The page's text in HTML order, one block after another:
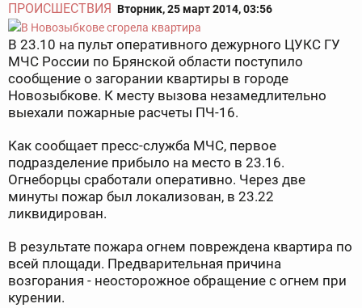
ПРОИСШЕСТВИЯ Вторник, 25 март 2014, 03:56
В 23.10 на пульт оперативного дежурного ЦУКС ГУ
МЧС России по Брянской области поступило
сообщение о загорании квартиры в городе
Новозыбкове. К месту вызова незамедлительно
выехали пожарные расчеты ПЧ-16.
Как сообщает пресс-служба МЧС, первое
подразделение прибыло на место в 23.16.
Огнеборцы сработали оперативно. Через две
минуты пожар был локализован, в 23.22
ликвидирован.
В результате пожара огнем повреждена квартира по
всей площади. Предварительная причина
возгорания - неосторожное обращение с огнем при
курении.